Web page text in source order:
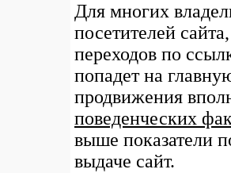
Для многих
посетителей
переходов по
попадет на
продвижения
поведенческих
выше показатели
выдаче сайт.